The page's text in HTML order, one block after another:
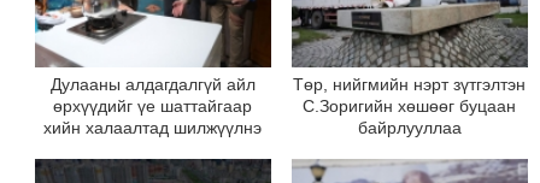
Дулааны алдагдалгүй айл
өрхүүдийг үе шаттайгаар
хийн халаалтад шилжүүлнэ
Төр, нийгмийн нэрт зүтгэлтэн
С.Зоригийн хөшөөг буцаан
байрлууллаа